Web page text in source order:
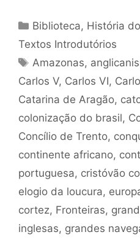
Categorias
Biblioteca, História
Textos Introdutórios
Tags
Amazonas,
Carlos V, Carlos VI,
Catarina de Aragão,
colonização do brasil,
Concílio de Trento,
continente africano,
portuguesa, cristóvão
elogio da loucura,
cortez, Fronteiras,
inglesas, grandes